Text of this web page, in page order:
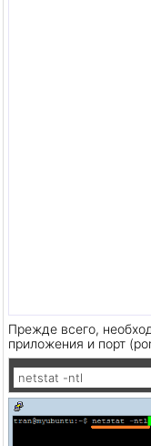
Прежде всего,
приложения и порт
netstat -ntl